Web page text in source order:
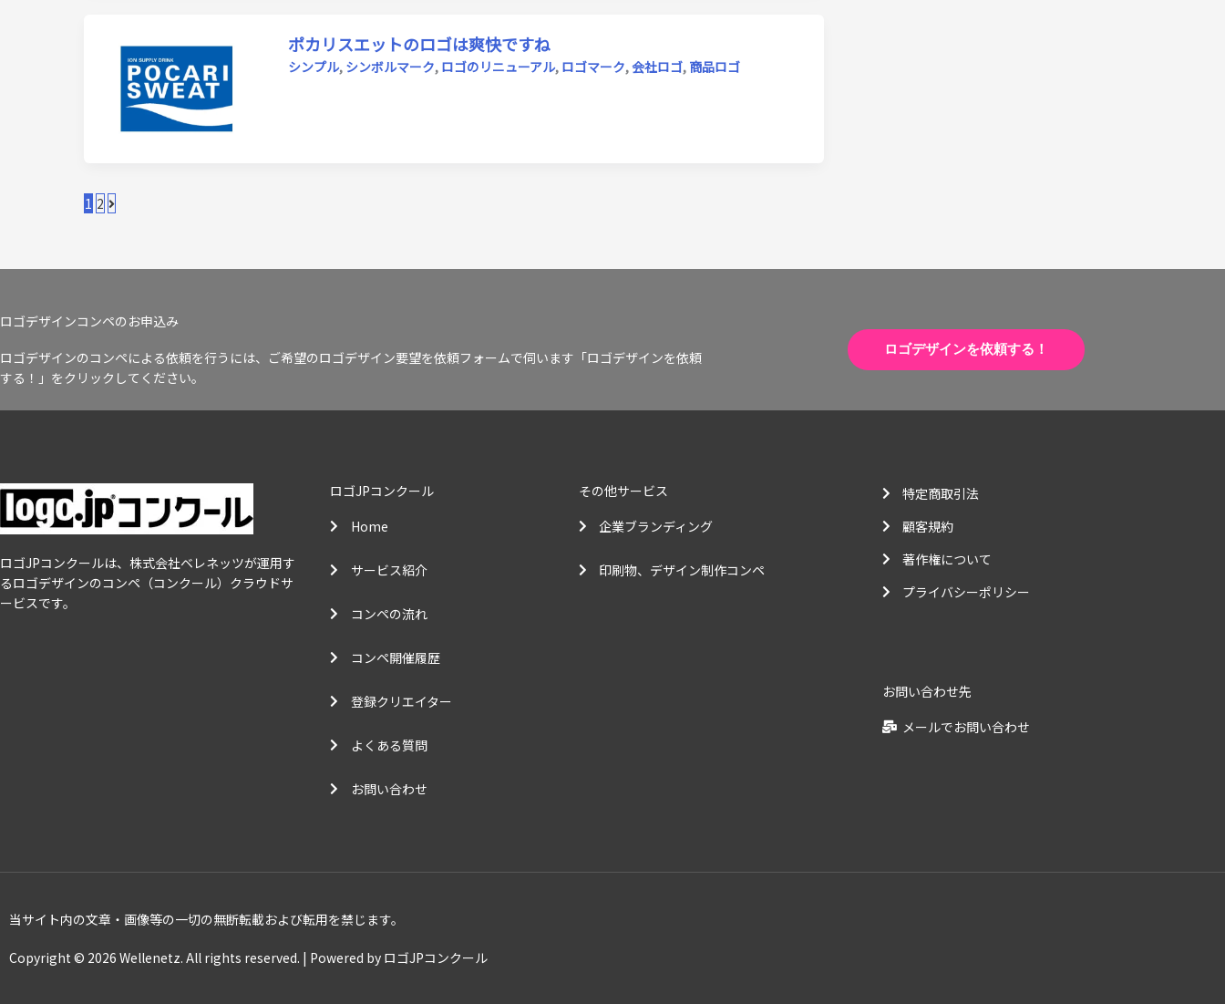
ポカリスエットのロゴは爽快ですね
シンプル, シンボルマーク, ロゴのリニューアル, ロゴマーク,会社ロゴ, 商品ロゴ
1 2
ロゴデザインコンペのお申込み
ロゴデザインのコンペによる依頼を行うには、ご希望のロゴデザイン要望を依頼フォームで伺います「ロゴデザインを依頼
する！」をクリックしてください。
ロゴデザインを依頼する！
ロゴJPコンクールは、株式会社ベレネッツが運用す
るロゴデザインのコンペ（コンクール）クラウドサ
ービスです。
ロゴJPコンクール
Home
サービス紹介
コンペの流れ
コンペ開催履歴
登録クリエイター
よくある質問
お問い合わせ
その他サービス
企業ブランディング
印刷物、デザイン制作コンペ
特定商取引法
顧客規約
著作権について
プライバシーポリシー
お問い合わせ先
メールでお問い合わせ
当サイト内の文章・画像等の一切の無断転載および転用を禁じます。
Copyright © 2026 Wellenetz. All rights reserved. | Powered by ロゴJPコンクール